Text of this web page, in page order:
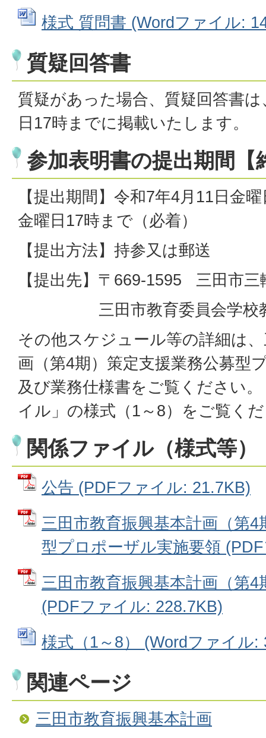
様式 質問書 (Wordファイル:
質疑回答書
質疑があった場合、質疑回答書
日17時までに掲載いたします。
参加表明書の提出期間【
【提出期間】令和7年4月11日金
金曜日17時まで（必着）
【提出方法】持参又は郵送
【提出先】〒669-1595 三田市三
三田市教育委員会学校教
その他スケジュール等の詳細は
画（第4期）策定支援業務公募型
及び業務仕様書をご覧ください
イル」の様式（1～8）をご覧く
関係ファイル（様式等）
公告 (PDFファイル: 21.7KB)
三田市教育振興基本計画（第
型プロポーザル実施要領
三田市教育振興基本計画（第
(PDFファイル: 228.7KB)
様式（1～8） (Wordファイル:
関連ページ
三田市教育振興基本計画